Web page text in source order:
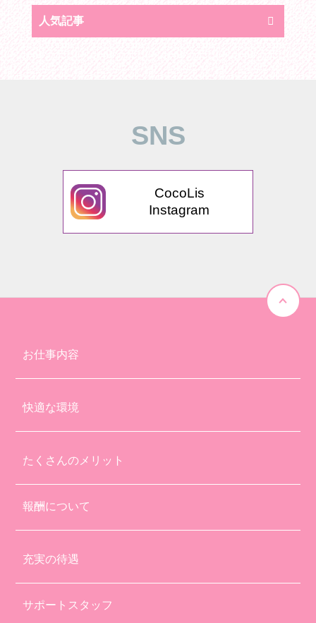
人気記事
SNS
CocoLis
Instagram
お仕事内容
快適な環境
たくさんのメリット
報酬について
充実の待遇
サポートスタッフ